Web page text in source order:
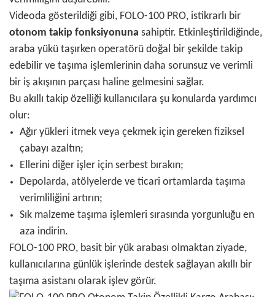
Videoda gösterildiği gibi, FOLO-100 PRO, istikrarlı bir
otonom takip fonksiyonuna sahiptir. Etkinleştirildiğinde,
araba yükü taşırken operatörü doğal bir şekilde takip
edebilir ve taşıma işlemlerinin daha sorunsuz ve verimli
bir iş akışının parçası haline gelmesini sağlar.
Bu akıllı takip özelliği kullanıcılara şu konularda yardımcı
olur:
Ağır yükleri itmek veya çekmek için gereken fiziksel
çabayı azaltın;
Ellerini diğer işler için serbest bırakın;
Depolarda, atölyelerde ve ticari ortamlarda taşıma
verimliliğini artırın;
Sık malzeme taşıma işlemleri sırasında yorgunluğu en
aza indirin.
FOLO-100 PRO, basit bir yük arabası olmaktan ziyade,
kullanıcılarına günlük işlerinde destek sağlayan akıllı bir
taşıma asistanı olarak işlev görür.